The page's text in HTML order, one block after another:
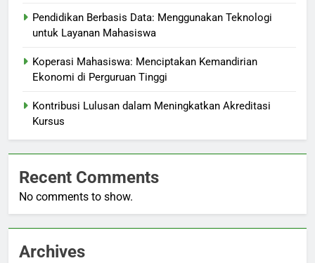
Pendidikan Berbasis Data: Menggunakan Teknologi
untuk Layanan Mahasiswa
Koperasi Mahasiswa: Menciptakan Kemandirian
Ekonomi di Perguruan Tinggi
Kontribusi Lulusan dalam Meningkatkan Akreditasi
Kursus
Recent Comments
No comments to show.
Archives